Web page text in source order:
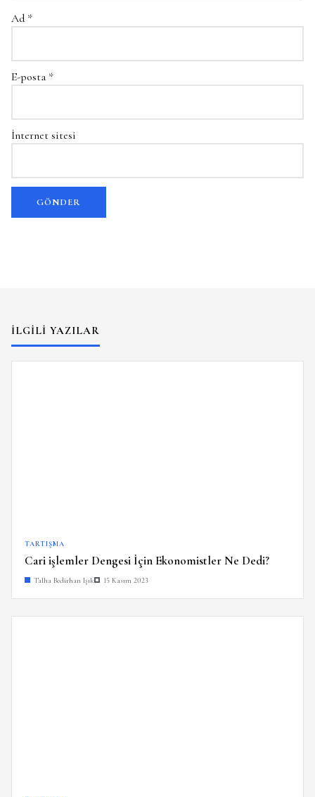
Ad *
E-posta *
İnternet sitesi
İLGILI YAZILAR
TARTIŞMA
Cari işlemler Dengesi İçin Ekonomistler Ne Dedi?
Talha Bedirhan Işık 15 Kasım 2023